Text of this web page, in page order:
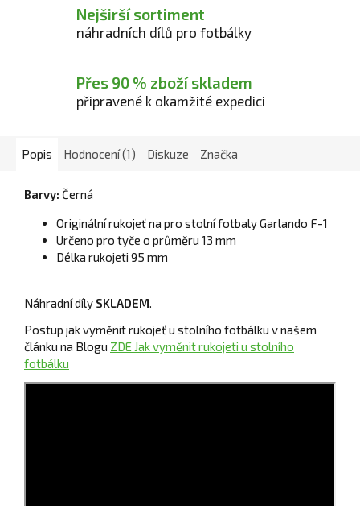
Nejširší sortiment
náhradních dílů pro fotbálky
Přes 90 % zboží skladem
připravené k okamžité expedici
Popis Hodnocení (1) Diskuze Značka
Barvy: Černá
Originální rukojeť na pro stolní fotbaly Garlando F-1
Určeno pro tyče o průměru 13 mm
Délka rukojeti 95 mm
Náhradní díly SKLADEM.
Postup jak vyměnit rukojeť u stolního fotbálku v našem
článku na Blogu ZDE Jak vyměnit rukojeti u stolního
fotbálku